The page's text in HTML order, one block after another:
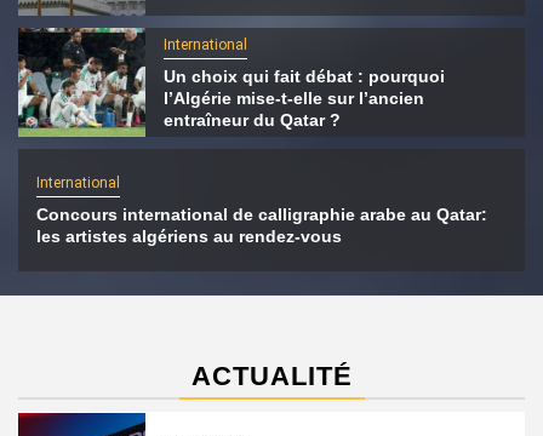
International
Un choix qui fait débat : pourquoi
l’Algérie mise-t-elle sur l’ancien
entraîneur du Qatar ?
International
Concours international de calligraphie arabe au Qatar:
les artistes algériens au rendez-vous
ACTUALITÉ